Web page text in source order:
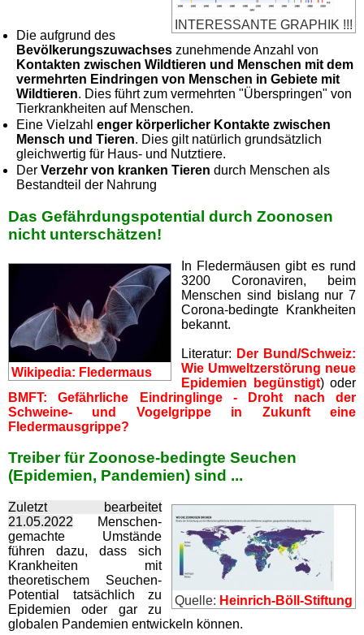
INTERESSANTE GRAPHIK !!!
Die aufgrund des
Bevölkerungszuwachses zunehmende Anzahl von
Kontakten zwischen Wildtieren und Menschen mit dem
vermehrten Eindringen von Menschen in Gebiete mit
Wildtieren. Dies führt zum vermehrten "Überspringen" von
Tierkrankheiten auf Menschen.
Eine Vielzahl enger körperlicher Kontakte zwischen
Mensch und Tieren. Dies gilt natürlich grundsätzlich
gleichwertig für Haus- und Nutztiere.
Der Verzehr von kranken Tieren durch Menschen als
Bestandteil der Nahrung
Das Gefährdungspotential durch Zoonosen
nicht unterschätzen!
Wikipedia: Fledermaus
In Fledermäusen gibt es rund
3200 Coronaviren, beim
Menschen sind bislang nur 7
Corona-bedingte Krankheiten
bekannt.
Literatur: Der Bund/Schweiz:
Wie Umweltzerstörung neue
Epidemien begünstigt) oder
BMFT: Gefährliche Eindringlinge - Droht nach der
Schweine- und Vogelgrippe in Zukunft eine
Fledermausgrippe?
Treiber für Zoonose-bedingte Seuchen
(Epidemien, Pandemien) sind ...
Quelle: Heinrich-Böll-Stiftung
Zuletzt bearbeitet
21.05.2022 Menschen-
gemachte Umstände
führen dazu, dass sich
Krankheiten mit
theoretischem Seuchen-
Potential tatsächlich zu
Epidemien oder gar zu
globalen Pandemien entwickeln können.